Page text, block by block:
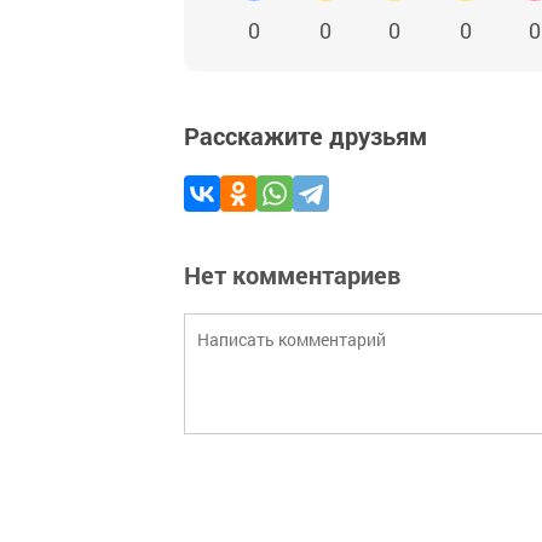
0 0 0 0 0
Расскажите друзьям
Нет комментариев